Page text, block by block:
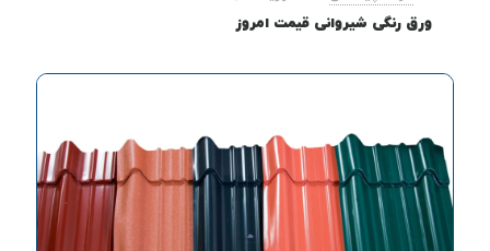
ورق رنگی شیروانی قیمت امروز